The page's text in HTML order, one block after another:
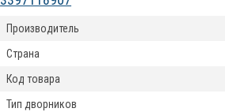
Производитель
Страна
Код товара
Тип дворников